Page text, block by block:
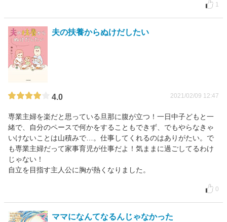
1
夫の扶養からぬけだしたい
4.0 2021/02/09 12:47
専業主婦を楽だと思っている旦那に腹が立つ！一日中子どもと一
緒で、自分のペースで何かをすることもできず、でもやらなきゃ
いけないことは山積みで…。仕事してくれるのはありがたい。で
も専業主婦だって家事育児が仕事だよ！気ままに過ごしてるわけ
じゃない！
自立を目指す主人公に胸が熱くなりました。
0
ママになんてなるんじゃなかった